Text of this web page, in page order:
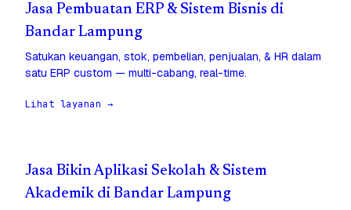
Jasa Pembuatan ERP & Sistem Bisnis di
Bandar Lampung
Satukan keuangan, stok, pembelian, penjualan, & HR dalam
satu ERP custom — multi-cabang, real-time.
Lihat layanan →
Jasa Bikin Aplikasi Sekolah & Sistem
Akademik di Bandar Lampung